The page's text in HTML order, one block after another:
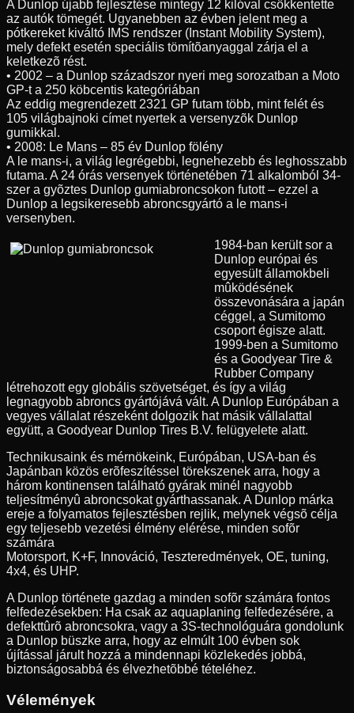
A Dunlop újabb fejlesztése mintegy 12 kilóval csökkentette
az autók tömegét. Ugyanebben az évben jelent meg a
pótkereket kiváltó IMS rendszer (Instant Mobility System),
mely defekt esetén speciális tömítõanyaggal zárja el a
keletkezõ rést.
• 2002 – a Dunlop századszor nyeri meg sorozatban a Moto
GP-t a 250 köbcentis kategóriában
Az eddig megrendezett 2321 GP futam több, mint felét és
105 világbajnoki címet nyertek a versenyzõk Dunlop
gumikkal.
• 2008: Le Mans – 85 év Dunlop fölény
A le mans-i, a világ legrégebbi, legnehezebb és leghosszabb
futama. A 24 órás versenyek történetében 71 alkalomból 34-
szer a gyõztes Dunlop gumiabroncsokon futott – ezzel a
Dunlop a legsikeresebb abroncsgyártó a le mans-i
versenyben.
1984-ban került sor a
Dunlop európai és
egyesült államokbeli
mûködésének
összevonására a japán
céggel, a Sumitomo
csoport égisze alatt.
1999-ben a Sumitomo
és a Goodyear Tire &
Rubber Company
létrehozott egy globális szövetséget, és így a világ
legnagyobb abroncs gyártójává vált. A Dunlop Európában a
vegyes vállalat részeként dolgozik hat másik vállalattal
együtt, a Goodyear Dunlop Tires B.V. felügyelete alatt.
Technikusaink és mérnökeink, Európában, USA-ban és
Japánban közös erõfeszítéssel törekszenek arra, hogy a
három kontinensen található gyárak minél nagyobb
teljesítményû abroncsokat gyárthassanak. A Dunlop márka
ereje a folyamatos fejlesztésben rejlik, melynek végsõ célja
egy teljesebb vezetési élmény elérése, minden sofõr
számára
Motorsport, K+F, Innováció, Teszteredmények, OE, tuning,
4x4, és UHP.
A Dunlop története gazdag a minden sofõr számára fontos
felfedezésekben: Ha csak az aquaplaning felfedezésére, a
defekttûrõ abroncsokra, vagy a 3S-technológuára gondolunk
a Dunlop büszke arra, hogy az elmúlt 100 évben sok
újítással járult hozzá a mindennapi közlekedés jobbá,
biztonságosabbá és élvezhetõbbé tételéhez.
Vélemények